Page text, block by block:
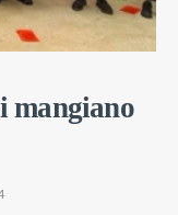
mangiano